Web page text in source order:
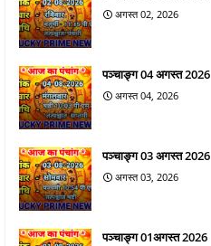
अगस्त 02, 2026
पञ्चाङ्ग 04 अगस्त 2026
अगस्त 04, 2026
पञ्चाङ्ग 03 अगस्त 2026
अगस्त 03, 2026
पञ्चाङ्ग 01अगस्त 2026